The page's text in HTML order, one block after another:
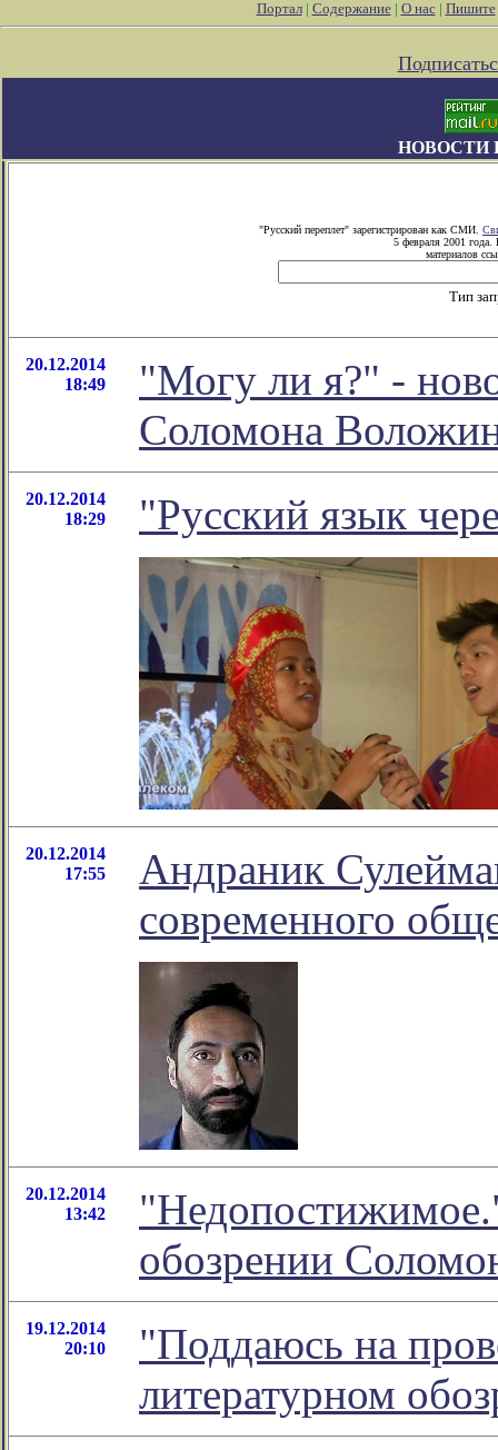
Портал| Содержание| О нас| Пишите
НОВОСТИ
"Русский переплет" зарегистрирован как СМИ.
5 февраля 2001 года.
материалов
Тип
20.12.2014
18:49
"Могу ли я?" -
Соломона
20.12.2014
18:29
"Русский язык
20.12.2014
17:55
Андраник
современного
20.12.2014
13:42
обозрении
19.12.2014
20:10
"Поддаюсь на
литературном